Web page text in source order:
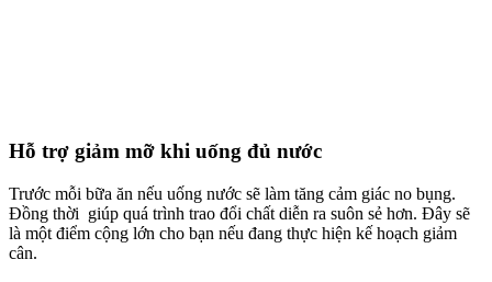
Hỗ trợ giảm mỡ khi uống đủ nước
Trước mỗi bữa ăn nếu uống nước sẽ làm tăng cảm giác no bụng.
Đồng thời giúp quá trình trao đổi chất diễn ra suôn sẻ hơn. Đây sẽ
là một điểm cộng lớn cho bạn nếu đang thực hiện kế hoạch giảm
cân.